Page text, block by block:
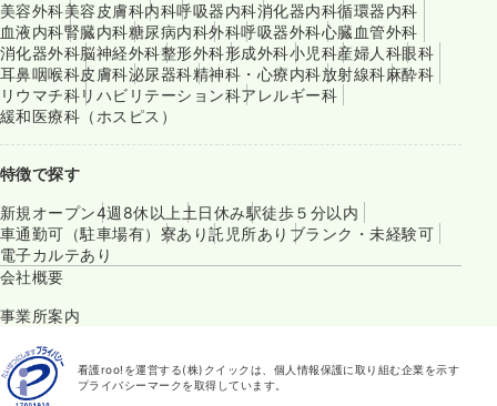
美容外科美容皮膚科内科呼吸器内科消化器内科循環器内科
血液内科腎臓内科糖尿病内科外科呼吸器外科心臓血管外科
消化器外科脳神経外科整形外科形成外科小児科産婦人科眼科
耳鼻咽喉科皮膚科泌尿器科精神科・心療内科放射線科麻酔科
リウマチ科リハビリテーション科アレルギー科
緩和医療科（ホスピス）
特徴で探す
新規オープン4週8休以上 土日休み駅徒歩５分以内
車通勤可（駐車場有） 寮あり託児所あり ブランク・未経験可
電子カルテあり
会社概要
事業所案内
看護roo!を運営する(株)クイックは、個人情報保護に取り組む企業を示す
プライバシーマークを取得しています。